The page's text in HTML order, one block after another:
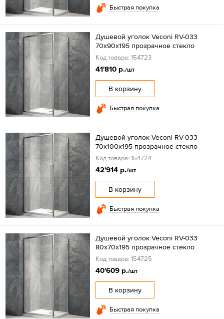
Быстрая покупка
Душевой уголок Veconi RV-033
70х90х195 прозрачное стекло
Код товара: 154723
41'810 р./шт
В корзину
Быстрая покупка
Душевой уголок Veconi RV-033
70х100х195 прозрачное стекло
Код товара: 154724
42'914 р./шт
В корзину
Быстрая покупка
Душевой уголок Veconi RV-033
80х70х195 прозрачное стекло
Код товара: 154725
40'609 р./шт
В корзину
Быстрая покупка